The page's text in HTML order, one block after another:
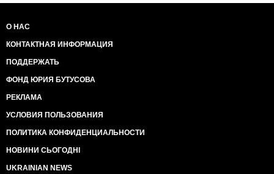
О НАС
КОНТАКТНАЯ ИНФОРМАЦИЯ
ПОДДЕРЖАТЬ
ФОНД ЮРИЯ БУТУСОВА
РЕКЛАМА
УСЛОВИЯ ПОЛЬЗОВАНИЯ
ПОЛИТИКА КОНФИДЕНЦИАЛЬНОСТИ
НОВИНИ СЬОГОДНІ
UKRAINIAN NEWS